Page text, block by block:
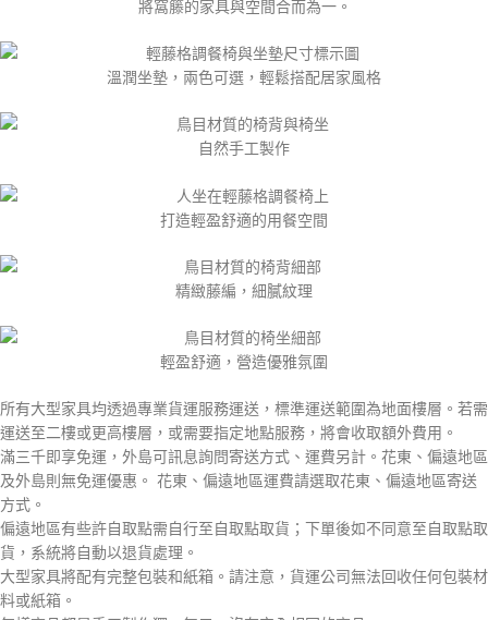
將窩籐的家具與空間合而為一。
溫潤坐墊，兩色可選，輕鬆搭配居家風格
自然手工製作
打造輕盈舒適的用餐空間
精緻藤編，細膩紋理
輕盈舒適，營造優雅氛圍
所有大型家具均透過專業貨運服務運送，標準運送範圍為地面樓層。若需
運送至二樓或更高樓層，或需要指定地點服務，將會收取額外費用。
滿三千即享免運，外島可訊息詢問寄送方式、運費另計。花東、偏遠地區
及外島則無免運優惠。 花東、偏遠地區運費請選取花東、偏遠地區寄送
方式。
偏遠地區有些許自取點需自行至自取點取貨；下單後如不同意至自取點取
貨，系統將自動以退貨處理。
大型家具將配有完整包裝和紙箱。請注意，貨運公司無法回收任何包裝材
料或紙箱。